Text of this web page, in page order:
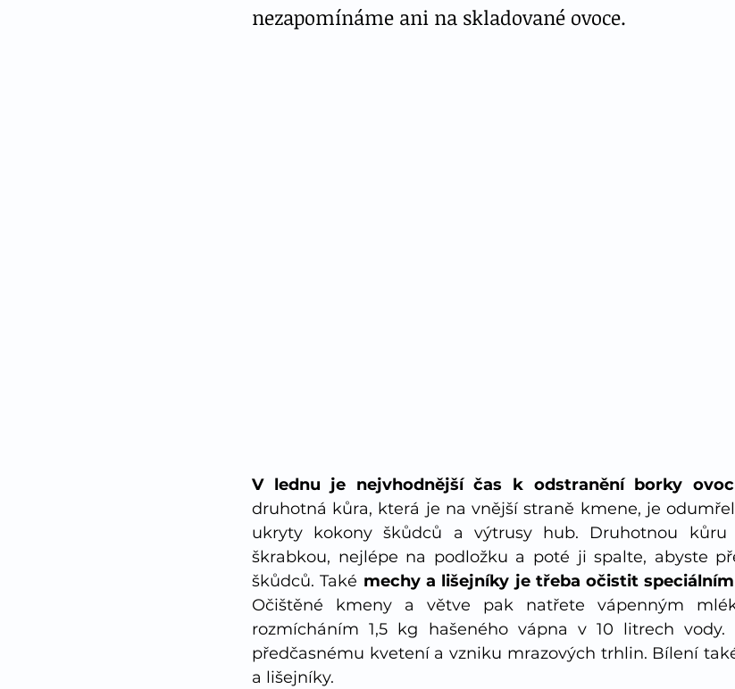
nezapomínáme ani na skladované ovoce.
V lednu je nejvhodnější čas k odstranění borky
druhotná kůra, která je na vnější straně kmene, je
ukryty kokony škůdců a výtrusy hub. Druhotnou kůru
škrabkou, nejlépe na podložku a poté ji spalte, abyste
škůdců. Také mechy a lišejníky je třeba očistit
Očištěné kmeny a větve pak natřete vápenným
rozmícháním 1,5 kg hašeného vápna v 10 litrech vody.
předčasnému kvetení a vzniku mrazových trhlin. Bílení
a lišejníky.